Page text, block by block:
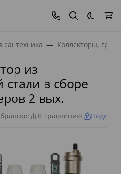
Темная
Коллекторы,
из
в сборе
2 вых.
К сравнению